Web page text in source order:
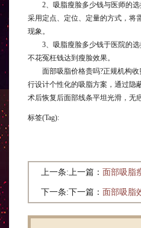
2、吸脂瘦脸多少钱与医师的选
采用定点、定位、定量的方式，将
现象。
3、吸脂瘦脸多少钱于医院的选
不花冤枉钱达到瘦脸效果。
面部吸脂价格贵吗?正规机构收
行设计个性化的吸脂方案，通过隐
术后恢复后面部线条平坦光滑，无
标签(Tag):
上一条:上一篇： 面部吸脂
下一条:下一篇： 面部吸脂